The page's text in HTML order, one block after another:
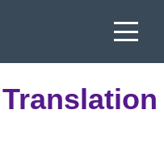
Translation